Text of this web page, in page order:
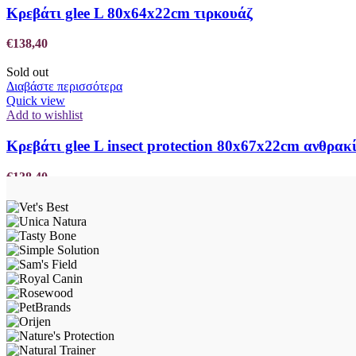
Κρεβάτι glee L 80x64x22cm τιρκουάζ
€138,40
Sold out
Διαβάστε περισσότερα
Quick view
Add to wishlist
Κρεβάτι glee L insect protection 80x67x22cm ανθρακί
€138,40